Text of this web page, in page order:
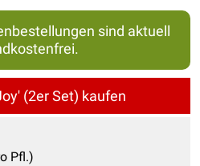
sind aktuell
(2er Set) kaufen
Pfl.)